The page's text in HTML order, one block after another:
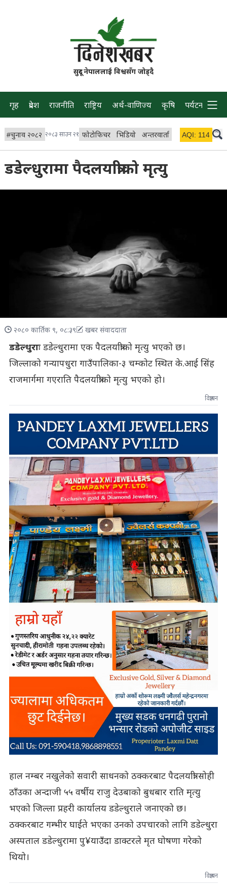
सुदूर नेपाललाई विश्वसँग जोड्दै
गृह प्रदेश राजनीति राष्ट्रिय अर्थ-वाणिज्य कृषि पर्यटन प्रवास
#चुनाव २०८२ २०८३ साउन २१ फोटोफिचर भिडियो अन्तरवार्ता विचार/ब्लग
AQI: 114
डडेल्धुरामा पैदलयात्रीको मृत्यु
२०८० कार्तिक ९, ०८:३९ खबर संवाददाता
डडेल्धुराःडडेल्धुरामा एक पैदलयात्रीको मृत्यु भएको छ।
जिल्लाको गन्यापधुरा गाउँपालिका-३ चम्कोट स्थित के.आई सिंह
राजमार्गमा गएराति पैदलयात्रीको मृत्यु भएको हो।
विज्ञापन
हाल नम्बर नखुलेको सवारी साधनको ठक्करबाट पैदलयात्री सोही
ठाँउका अन्दाजी ५५ वर्षीय राजु देउबाको बुधबार राति मृत्यु
भएको जिल्ला प्रहरी कार्यालय डडेल्धुराले जनाएको छ।
ठक्करबाट गम्भीर घाईते भएका उनको उपचारको लागि डडेल्धुरा
अस्पताल डडेल्धुरामा पु¥याउँदा डाक्टरले मृत घोषणा गरेको
थियो।
विज्ञापन